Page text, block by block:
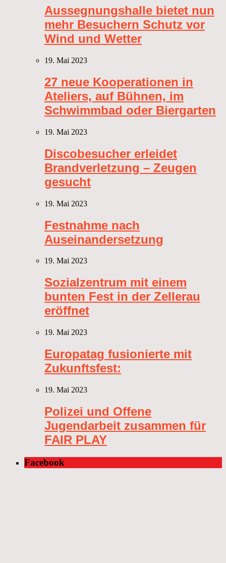
Aussegnungshalle bietet nun
mehr Besuchern Schutz vor
Wind und Wetter
19. Mai 2023
27 neue Kooperationen in
Ateliers, auf Bühnen, im
Schwimmbad oder Biergarten
19. Mai 2023
Discobesucher erleidet
Brandverletzung – Zeugen
gesucht
19. Mai 2023
Festnahme nach
Auseinandersetzung
19. Mai 2023
Sozialzentrum mit einem
bunten Fest in der Zellerau
eröffnet
19. Mai 2023
Europatag fusionierte mit
Zukunftsfest:
19. Mai 2023
Polizei und Offene
Jugendarbeit zusammen für
FAIR PLAY
Facebook